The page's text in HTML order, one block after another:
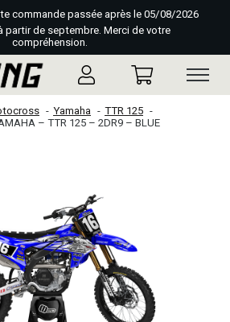
commande passée après le 05/08/2026
partir de septembre. Merci de votre
compréhension.
Yamaha
TTR 125
– TTR 125 – 2DR9 – BLUE